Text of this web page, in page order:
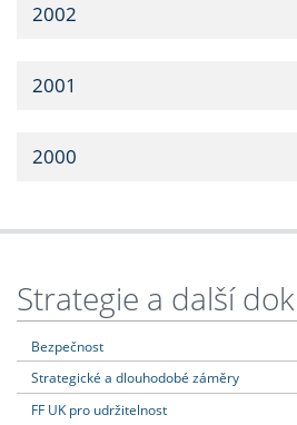
2002
2001
2000
Strategie a další
Bezpečnost
Strategické a dlouhodobé záměry
FF UK pro udržitelnost